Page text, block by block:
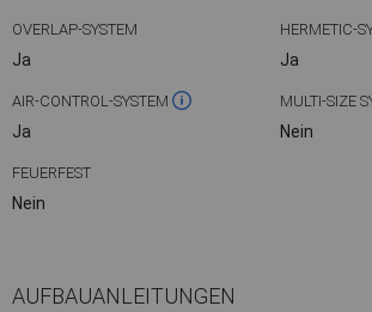
OVERLAP-SYSTEM
Ja
HERMETIC-
Ja
AIR-CONTROL-SYSTEM
Ja
MULTI-SIZE
Nein
FEUERFEST
Nein
AUFBAUANLEITUNGEN